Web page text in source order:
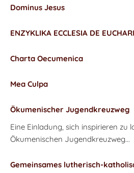
Dominus Jesus
ENZYKLIKA ECCLESIA DE
Charta Oecumenica
Mea Culpa
Ökumenischer Jugendkreuzweg
Eine Einladung, sich inspirieren zu
Ökumenischen Jugendkreuzweg...
Gemeinsames lutherisch-